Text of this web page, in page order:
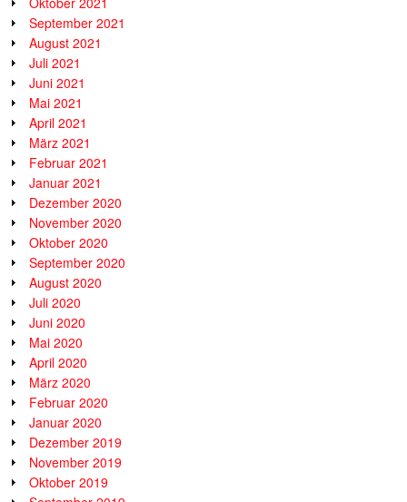
September 2021
August 2021
Juli 2021
Juni 2021
Mai 2021
April 2021
März 2021
Februar 2021
Januar 2021
Dezember 2020
November 2020
Oktober 2020
September 2020
August 2020
Juli 2020
Juni 2020
Mai 2020
April 2020
März 2020
Februar 2020
Januar 2020
Dezember 2019
November 2019
Oktober 2019